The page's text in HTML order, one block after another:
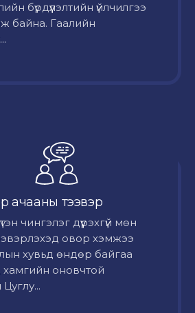
бүрдүүлэлтийн үйлчилгээ
байна. Гаалийн
ачааны тээвэр
чингэлэг дүүрэхгүй мөн
овор хэмжээ
хувьд өндөр байгаа
оновчтой